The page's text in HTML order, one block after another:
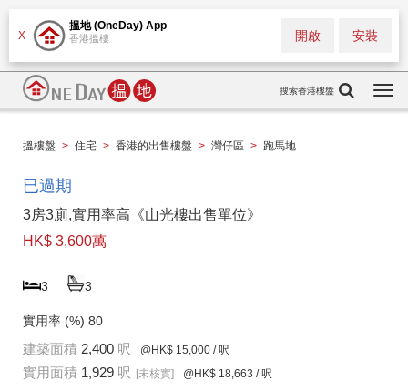
X
搵地 (OneDay) App
香港搵樓 安裝
開啟
搜索香港樓盤
搵樓盤 > 住宅 > 香港的出售樓盤 > 灣仔區 > 跑馬地
已過期
3房3廁,實用率高《山光樓出售單位》
HK$ 3,600萬
3 3
實用率 (%) 80
建築面積 2,400 呎 @HK$ 15,000 / 呎
實用面積 1,929 呎 [未核實] @HK$ 18,663 / 呎